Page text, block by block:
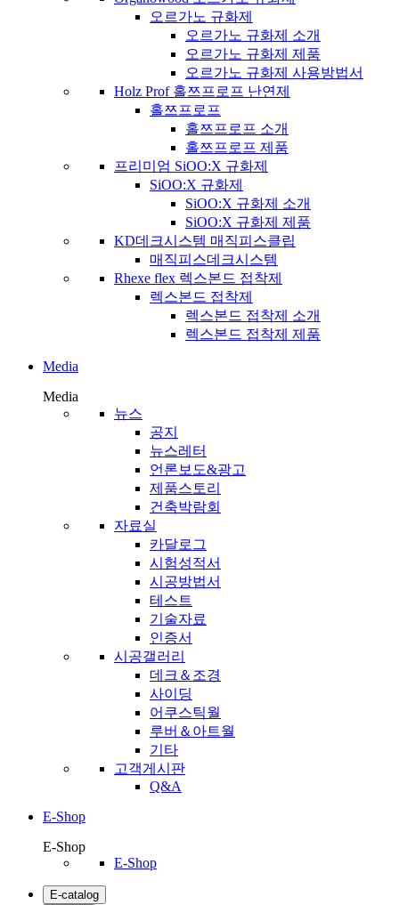
오르가노 규화제
오르가노 규화제 소개
오르가노 규화제 제품
오르가노 규화제 사용방법서
Holz Prof 홀쯔프로프 난연제
홀쯔프로프
홀쯔프로프 소개
홀쯔프로프 제품
프리미엄 SiOO:X 규화제
SiOO:X 규화제
SiOO:X 규화제 소개
SiOO:X 규화제 제품
KD데크시스템 매직피스클립
매직피스데크시스템
Rhexe flex 렉스본드 접착제
렉스본드 접착제
렉스본드 접착제 소개
렉스본드 접착제 제품
Media
Media
뉴스
공지
뉴스레터
언론보도&광고
제품스토리
건축박람회
자료실
카달로그
시험성적서
시공방법서
테스트
기술자료
인증서
시공갤러리
데크＆조경
사이딩
어쿠스틱월
루버＆아트월
기타
고객게시판
Q&A
E-Shop
E-Shop
E-Shop
E-catalog